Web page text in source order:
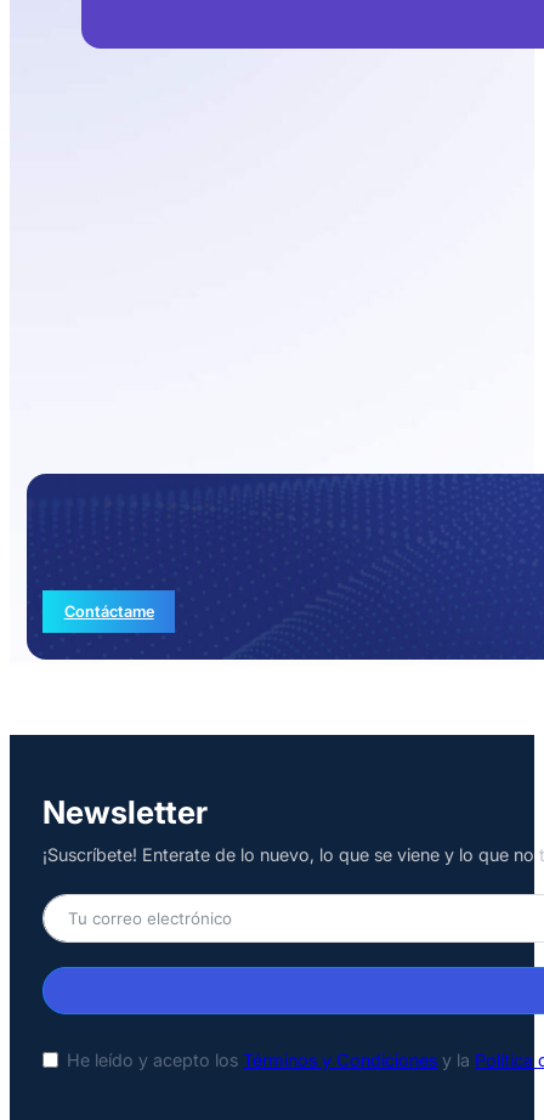
Contáctame
Newsletter
¡Suscríbete! Enterate de lo nuevo, lo que se viene y lo que
He leído y acepto losTérminos y Condiciones y la Política